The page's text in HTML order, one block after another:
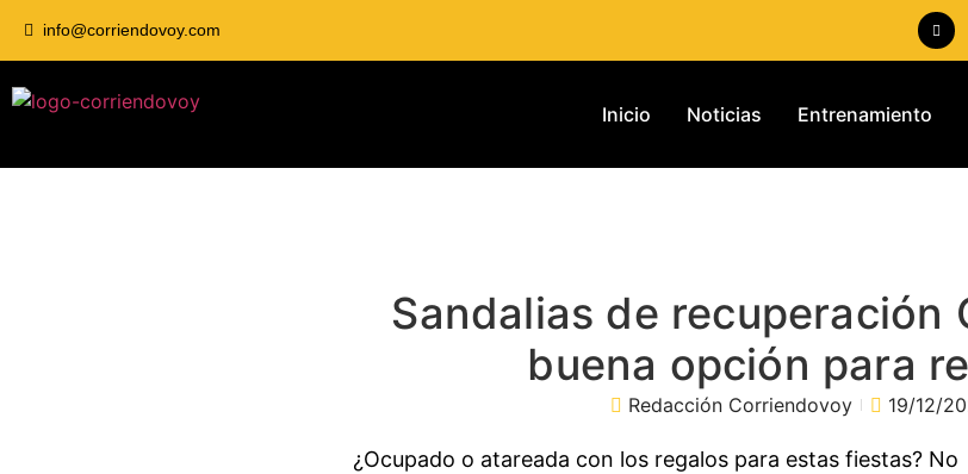
info@corriendovoy.com
Inicio Noticias Entrenamiento
Sandalias de recuperación
buena opción para
Redacción Corriendovoy 19/12/
¿Ocupado o atareada con los regalos para estas fiestas? No